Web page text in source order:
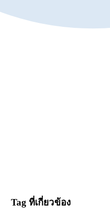
Tag ที่เกี่ยวข้อง